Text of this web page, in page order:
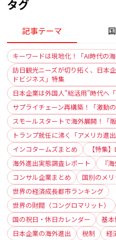
タグ
記事テーマ 国
キーワードは現地化！「AI時代の
訪日観光ニーズが切り拓く、日本
ドビジネス」特集
日本企業は外国人"総活用"時代へ
サプライチェーン再構築！「激動
スモールスタートで海外展開！「
トランプ就任に沸く「アメリカ進
インコタームズまとめ
【特集
海外進出実態調査レポート
『
コンサル企業まとめ
国別のメ
世界の経済成長都市ランキング
世界の財閥（コングロマリット）
国の祝日・休日カレンダー
基
日本企業の海外進出
税制 経